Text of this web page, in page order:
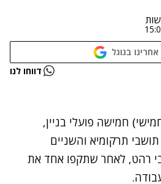
בגוגל
בבעיה דווחו לנו
חמישה פועלי בניין,
תרקומיא והשניים
רהט, לאחר שתקפו אחד את